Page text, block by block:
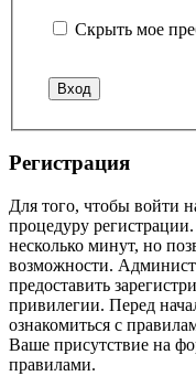
Скрыть мое
Регистрация
Для того, чтобы войти
процедуру
несколько минут, но
возможности.
предоставить
привилегии. Перед
ознакомиться с
Ваше присутствие на
правилами.